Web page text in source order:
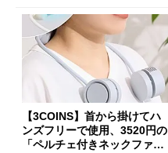
【3COINS】首から掛けてハ
ンズフリーで使用、3520円の
「ペルチェ付きネックファ